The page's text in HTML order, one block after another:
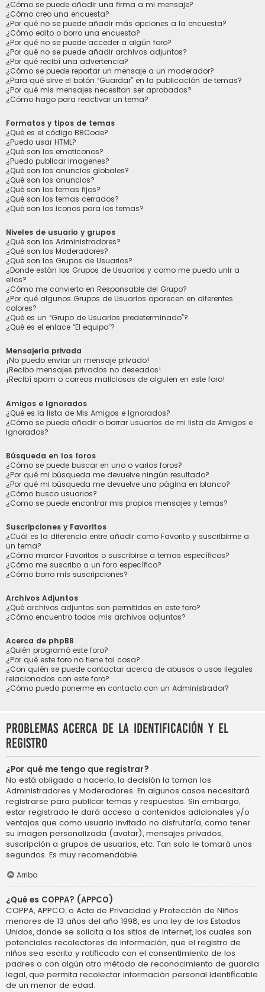
¿Cómo se puede añadir una firma a mi mensaje?
¿Cómo creo una encuesta?
¿Por qué no se puede añadir más opciones a la encuesta?
¿Cómo edito o borro una encuesta?
¿Por qué no se puede acceder a algún foro?
¿Por qué no se puede añadir archivos adjuntos?
¿Por qué recibí una advertencia?
¿Cómo se puede reportar un mensaje a un moderador?
¿Para qué sirve el botón “Guardar” en la publicación de temas?
¿Por qué mis mensajes necesitan ser aprobados?
¿Cómo hago para reactivar un tema?
Formatos y tipos de temas
¿Qué es el código BBCode?
¿Puedo usar HTML?
¿Qué son los emoticonos?
¿Puedo publicar imagenes?
¿Qué son los anuncios globales?
¿Qué son los anuncios?
¿Qué son los temas fijos?
¿Qué son los temas cerrados?
¿Qué son los iconos para los temas?
Niveles de usuario y grupos
¿Qué son los Administradores?
¿Qué son los Moderadores?
¿Qué son los Grupos de Usuarios?
¿Donde están los Grupos de Usuarios y como me puedo unir a
ellos?
¿Cómo me convierto en Responsable del Grupo?
¿Por qué algunos Grupos de Usuarios aparecen en diferentes
colores?
¿Qué es un “Grupo de Usuarios predeterminado”?
¿Qué es el enlace “El equipo”?
Mensajería privada
¡No puedo enviar un mensaje privado!
¡Recibo mensajes privados no deseados!
¡Recibí spam o correos maliciosos de alguien en este foro!
Amigos e Ignorados
¿Qué es la lista de Mis Amigos e Ignorados?
¿Cómo se puede añadir o borrar usuarios de mi lista de Amigos e
Ignorados?
Búsqueda en los foros
¿Cómo se puede buscar en uno o varios foros?
¿Por qué mi búsqueda me devuelve ningún resultado?
¿Por qué mi búsqueda me devuelve una página en blanco?
¿Cómo busco usuarios?
¿Como se puede encontrar mis propios mensajes y temas?
Suscripciones y Favoritos
¿Cuál es la diferencia entre añadir como Favorito y suscribirme a
un tema?
¿Cómo marcar Favoritos o suscribirse a temas específicos?
¿Cómo me suscribo a un foro específico?
¿Cómo borro mis suscripciones?
Archivos Adjuntos
¿Qué archivos adjuntos son permitidos en este foro?
¿Cómo encuentro todos mis archivos adjuntos?
Acerca de phpBB
¿Quién programó este foro?
¿Por qué este foro no tiene tal cosa?
¿Con quién se puede contactar acerca de abusos o usos ilegales
relacionados con este foro?
¿Cómo puedo ponerme en contacto con un Administrador?
Problemas acerca de la identificación y el
registro
¿Por qué me tengo que registrar?
No está obligado a hacerlo, la decisión la toman los
Administradores y Moderadores. En algunos casos necesitará
registrarse para publicar temas y respuestas. Sin embargo,
estar registrado le dará acceso a contenidos adicionales y/o
ventajas que como usuario invitado no disfrutaría, como tener
su imagen personalizada (avatar), mensajes privados,
suscripción a grupos de usuarios, etc. Tan solo le tomará unos
segundos. Es muy recomendable.
Arriba
¿Qué es COPPA? (APPCO)
COPPA, APPCO, o Acta de Privacidad y Protección de Niños
menores de 13 años del año 1998, es una ley de los Estados
Unidos, donde se solicita a los sitios de Internet, los cuales son
potenciales recolectores de información, que el registro de
niños sea escrito y ratificado con el consentimiento de los
padres o con algún otro método de reconocimiento de guardia
legal, que permita recolectar información personal identificable
de un menor de edad.